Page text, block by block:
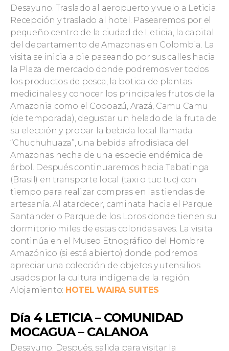
Desayuno. Traslado al aeropuerto y vuelo a Leticia.
Recepción y traslado al hotel. Pasearemos por el
pequeño centro de la ciudad de Leticia, la capital
del departamento de Amazonas en Colombia. La
visita se inicia a pie paseando por sus calles hacia
la Plaza de mercado donde podremos ver todos
los productos de pesca, la botica de plantas
medicinales y conocer los principales frutos de la
Amazonia como el Copoazú, Arazá, Camu Camu
(de temporada), degustar un helado de la fruta de
su elección y probar la bebida local llamada
“Chuchuhuaza”, una bebida afrodisiaca del
Amazonas hecha de una especie endémica de
árbol. Después continuaremos hacia Tabatinga
(Brasil) en transporte local (taxi o tuc tuc) con
tiempo para realizar compras en las tiendas de
artesanía. Al atardecer, caminata hacia el Parque
Santander o Parque de los Loros donde tienen su
dormitorio miles de estas coloridas aves. La visita
continúa en el Museo Etnográfico del Hombre
Amazónico (si está abierto) donde podremos
apreciar una colección de objetos y utensilios
usados por la cultura indígena de la región.
Alojamiento: HOTEL WAIRA SUITES
Día 4 LETICIA – COMUNIDAD
MOCAGUA – CALANOA
Desayuno. Después, salida para visitar la